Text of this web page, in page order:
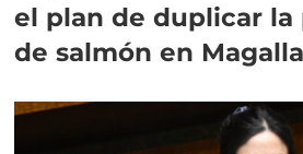
el plan de duplicar
de salmón en